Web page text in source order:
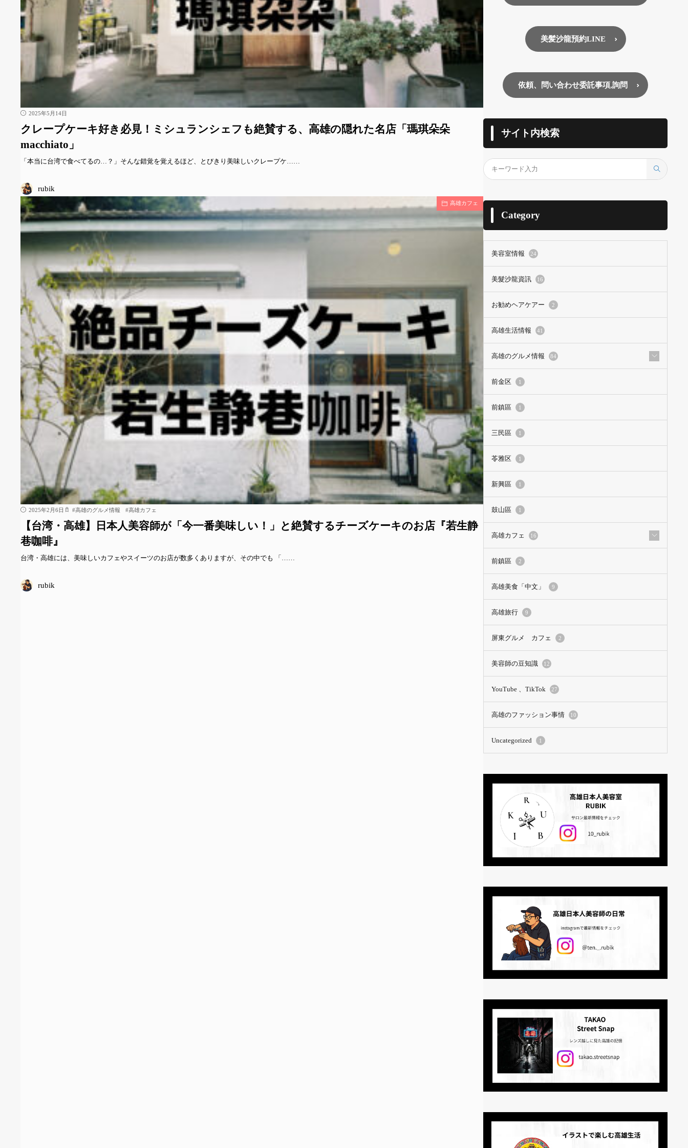
2025年5月14日
クレープケーキ好き必見！ミシュランシェフも絶賛する、高雄の隠れた名店「瑪琪朵朵
macchiato」
「本当に台湾で食べてるの…？」そんな錯覚を覚えるほど、とびきり美味しいクレープケ……
rubik
高雄カフェ
2025年2月6日 #高雄のグルメ情報 #高雄カフェ
【台湾・高雄】日本人美容師が「今一番美味しい！」と絶賛するチーズケーキのお店『若生静
巷咖啡』
台湾・高雄には、美味しいカフェやスイーツのお店が数多くありますが、その中でも 「……
rubik
美髪沙龍預約LINE
依頼、問い合わせ委託事項,詢問
サイト内検索
Category
美容室情報 24
美髮沙龍資訊 16
お勧めヘアケアー 2
高雄生活情報 41
高雄のグルメ情報 84
前金区 1
前鎮區 1
三民區 1
苓雅区 1
新興區 1
鼓山區 1
高雄カフェ 16
前鎮區 2
高雄美食「中文」 9
高雄旅行 9
屏東グルメ カフェ 2
美容師の豆知識 12
YouTube 、TikTok 27
高雄のファッション事情 10
Uncategorized 1